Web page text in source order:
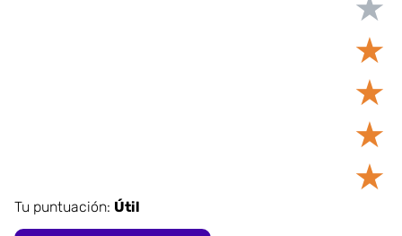
★
★
★
★
★
Tu puntuación: Útil